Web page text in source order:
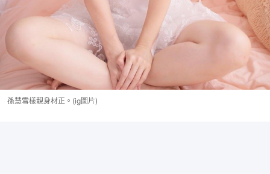
孫慧雪樣靚身材正。(ig圖片)